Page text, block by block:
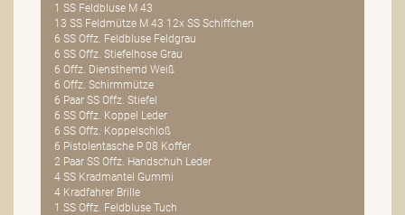
1 SS Feldbluse M 43
13 SS Feldmütze M 43 12x SS Schiffchen
6 SS Offz. Feldbluse Feldgrau
6 SS Offz. Stiefelhose Grau
6 Offz. Diensthemd Weiß
6 Offz. Schirmmütze
6 Paar SS Offz. Stiefel
6 SS Offz. Koppel Leder
6 SS Offz. Koppelschloß
6 Pistolentasche P 08 Koffer
2 Paar SS Offz. Handschuh Leder
4 SS Kradmantel Gummi
4 Kradfahrer Brille
1 SS Offz. Feldbluse Tuch